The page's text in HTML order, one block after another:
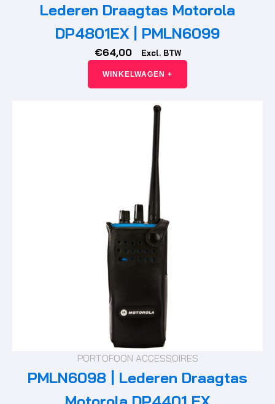
Lederen Draagtas Motorola
DP4801EX | PMLN6099
€64,00 Excl. BTW
WINKELWAGEN +
PORTOFOON ACCESSOIRES
PMLN6098 | Lederen Draagtas